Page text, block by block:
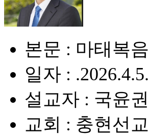
본문 : 마태복
일자 : .2026.4.5.
설교자 : 국윤
교회 : 충현선